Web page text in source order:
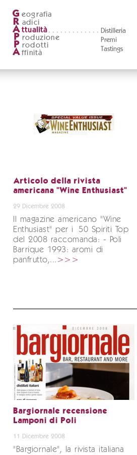
G eografia
R adici
A ttualità
Distilleria
Premi
Tastings
P roduzione
P rodotti
A ffinità
Articolo della rivista
americana "Wine Enthusiast"
29 Dicembre 2008
Il magazine americano "Wine
Enthusiast" per i 50 Spiriti Top
del 2008 raccomanda: - Poli
Barrique 1993: aromi di
panfrutto,... >>>
Bargiornale recensione
Lamponi di Poli
11 Dicembre 2008
"Bargiornale", la rivista italiana